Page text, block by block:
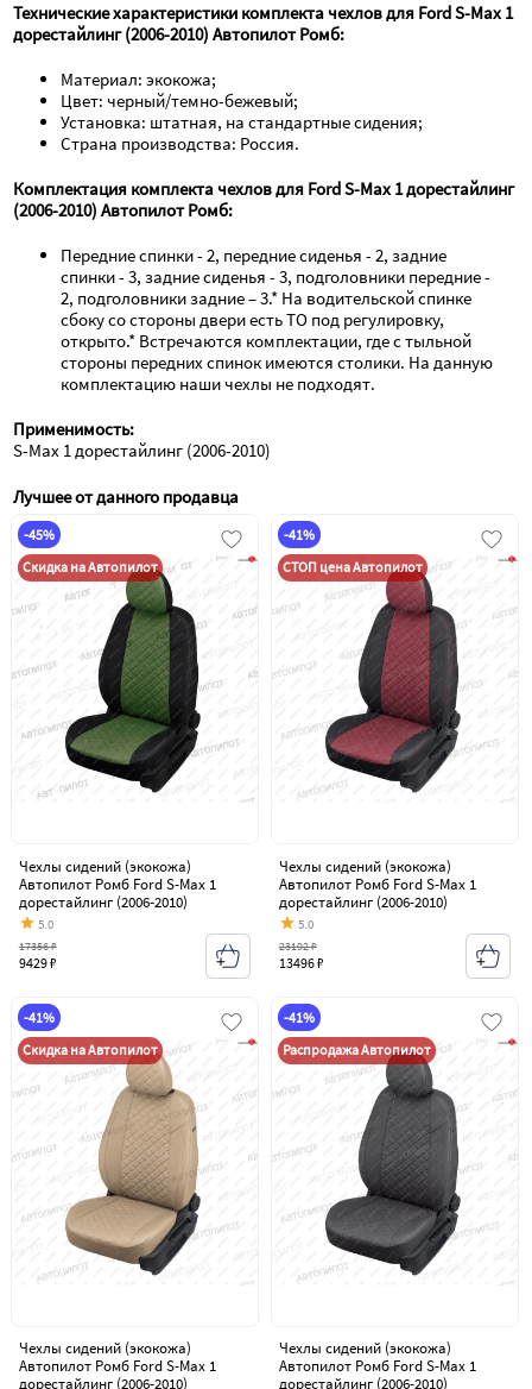
Технические характеристики комплекта чехлов для Ford S-Max 1
дорестайлинг (2006-2010) Автопилот Ромб:
Материал: экокожа;
Цвет: черный/темно-бежевый;
Установка: штатная, на стандартные сидения;
Страна производства: Россия.
Комплектация комплекта чехлов для Ford S-Max 1 дорестайлинг
(2006-2010) Автопилот Ромб:
Передние спинки - 2, передние сиденья - 2, задние
спинки - 3, задние сиденья - 3, подголовники передние -
2, подголовники задние – 3.* На водительской спинке
сбоку со стороны двери есть ТО под регулировку,
открыто.* Встречаются комплектации, где с тыльной
стороны передних спинок имеются столики. На данную
комплектацию наши чехлы не подходят.
Применимость:
S-Max 1 дорестайлинг (2006-2010)
Лучшее от данного продавца
-45%
Скидка на Автопилот
Чехлы сидений (экокожа)
Автопилот Ромб Ford S-Max 1
дорестайлинг (2006-2010)
5.0
9429 ₽
17356 ₽
-41%
СТОП цена Автопилот
Чехлы сидений (экокожа)
Автопилот Ромб Ford S-Max 1
дорестайлинг (2006-2010)
5.0
13496 ₽
23192 ₽
-41%
Скидка на Автопилот
Чехлы сидений (экокожа)
Автопилот Ромб Ford S-Max 1
дорестайлинг (2006-2010)
-41%
Распродажа Автопилот
Чехлы сидений (экокожа)
Автопилот Ромб Ford S-Max 1
дорестайлинг (2006-2010)